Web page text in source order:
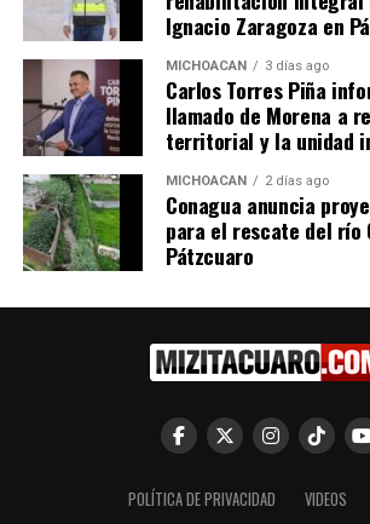
Brissa Arroyo promueve
participación social en zonas
vulnerables
2 julio, 2026
En "Congreso"
En
Arroyo afirma
“Ayudando en
comunidades y
construyendo
2 diciembre,
En
La diputada Brissa Arroyo
gestión social desde el
Congreso del Estado
En "Congreso"
Ignacio Zaragoza en
MICHOACÁN 3 días ago
Carlos Torres Piña
llamado de Morena a
territorial y la unidad
MICHOACÁN 2 días ago
Conagua anuncia
para el rescate del río
Pátzcuaro
POLÍTICA DE PRIVACIDAD VIDEOS